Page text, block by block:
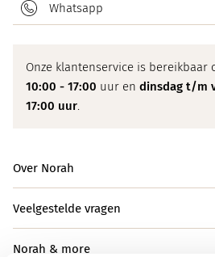
Whatsapp
Onze klantenservice is bereikbaar
10:00 - 17:00 uur en dinsdag t/m
17:00 uur.
Over Norah
Veelgestelde vragen
Norah & more